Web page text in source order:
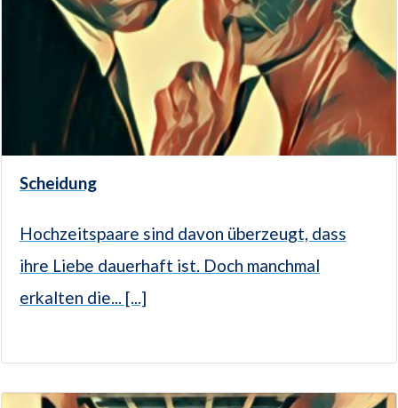
Scheidung
Hochzeitspaare sind davon überzeugt, dass
ihre Liebe dauerhaft ist. Doch manchmal
erkalten die... [...]